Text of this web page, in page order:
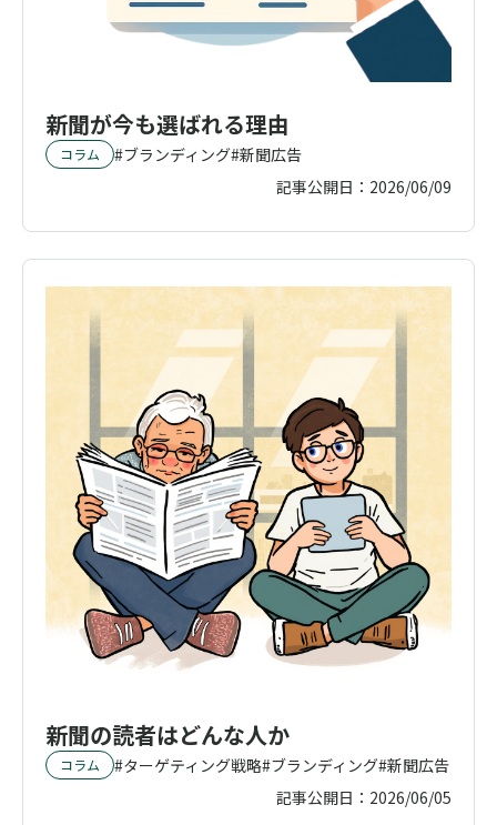
新聞が今も選ばれる理由
コラム ブランディング 新聞広告
記事公開日： 2026/06/09
新聞の読者はどんな人か
コラム ターゲティング戦略 ブランディング 新聞広告
記事公開日： 2026/06/05